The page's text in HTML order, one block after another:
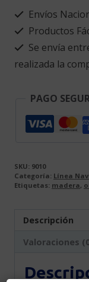
Envíos
Productos
Se envía
realizada la
PAGO
SKU: 9010
Categoría: Línea
Etiquetas: madera,
Descripción
Valoraciones